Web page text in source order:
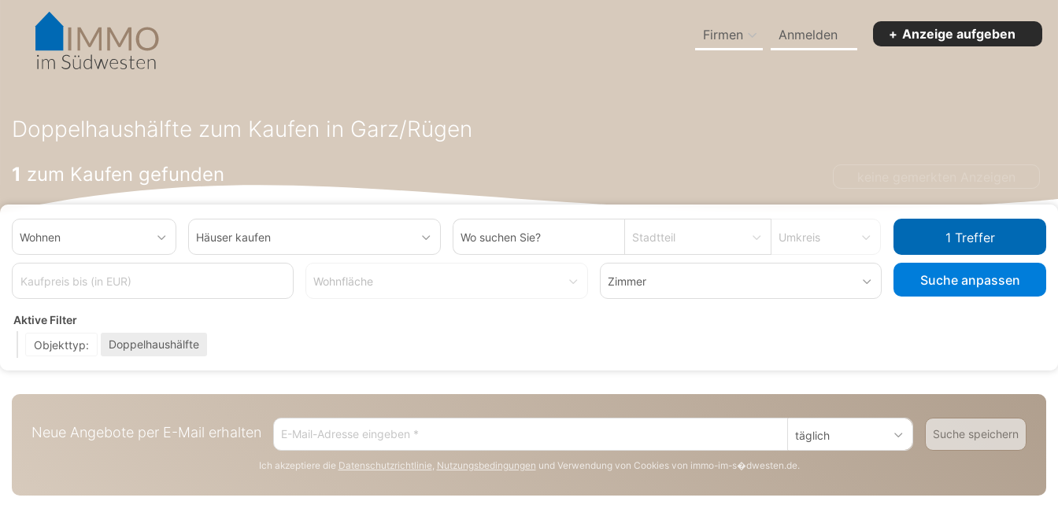
Accessibility-
Modus
Firmen Anmelden Anzeige aufgeben
Doppelhaushälfte zum Kaufen in Garz/Rügen
1 zum Kaufen gefunden
Wohnen Häuser kaufen Stadtteil Umkreis
Wohnfläche Zimmer Suche anpassen
Aktive Filter
Objekttyp:
Doppelhaushälfte
Neue Angebote per E-Mail erhalten täglich Suche speichern
Ich akzeptiere die Datenschutzrichtlinie, Nutzungsbedingungen und Verwendung von Cookies von immo-im-s�dwesten.de.